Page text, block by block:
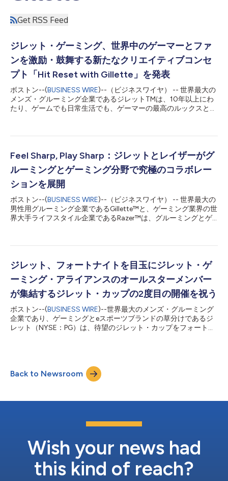
Get RSS Feed
ジレット・ゲーミング、世界中のゲーマーとファ
ンを激励・鼓舞する新たなクリエイティブコンセ
プト「Hit Reset with Gillette」を発表
ボストン--(BUSINESS WIRE)--（ビジネスワイヤ） -- 世界最大の
メンズ・グルーミング企業であるジレットTMは、10年以上にわ
たり、ゲームでも日常生活でも、ゲーマーの最高のルックスとプ
組んでいます。そのキャンペーンが「Hit Reset with Gillette（ジ
ムを楽しんだ後にリセットし、より良いプレイヤーとして戻って
くること、そして髭を剃り直して一日をシャープに過ごすことを
奨励するものです。「リセット」することはゲーミングにおける
普遍的な言葉であり、グルーミングと完璧に連動しています。ゲ
ーマーやファンが、ゲームをしていようがその日がどのようにな
ろうが、最高の状態と最高の自信を持てるよう、最高のルックス
と気分で一日を初めてもらいたいと考えています。 ゲーミング
コミュニティーをさらに刺激するため、ジレットはジレット・ゲ
Feel Sharp, Play Sharp：ジレットとレイザーがグ
ルーミングとゲーミング分野で究極のコラボレー
ションを展開
ボストン--(BUSINESS WIRE)--（ビジネスワイヤ） -- 世界最大の
男性用グルーミング企業であるGillette™と、ゲーミング業界の世
界大手ライフスタイル企業であるRazer™は、グルーミングとゲ
持つ両ブランドは、設計、イノベーション、および最先端技術を
GilletteLabs with Exfoliating Bar（角質除去バー搭載ジレットラ
ボ）製品を発表することになります。 消費者は、8月末から店舗
とオンラインで展開開始予定である、レイザーの象徴的な3つの
頭を持つ蛇のロゴとアシッド・グリーンのトレードマークを施し
た、ジレット・ブランドの最新イノベーションであるジレットラ
ボ角質除去バー搭載カミソリを購入することができます。さら
に、ゲーマーやファンは、世界最大のゲーミング・イベントに参
加できるほか、ストリーマーやレイザーのインフルエンサーから
ジレット、フォートナイトを目玉にジレット・ゲ
ーミング・アライアンスのオールスターメンバー
が集結するジレット・カップの2度目の開催を祝う
ボストン--(BUSINESS WIRE)--世界最大のメンズ・グルーミング
企業であり、ゲーミングとeスポーツブランドの草分けであるジ
レット（NYSE：PG）は、待望のジレット・カップをフォートナ
2022年2月の初回開催時、ジレット・カップの視聴時間はトーナ
メント全体で30万時間を超えました。2年目となる本イベントは
2023年6月1日に開催し、ジレット・ゲーミング・アライアンス
昨年の賞金総額の2倍となる5万ドルを巡って競い合います。フォ
の大きいブランド主催のゲーミング・コミュニティ向けトーナメ
ントのひとつです。 コンペティションは刷新された「ジレッ
クリエイティブツールセットを使用して開発された独自の世界
で、2022年に初めて導入され、未来的なラボ...
Back to Newsroom
Wish your news had
this kind of reach?